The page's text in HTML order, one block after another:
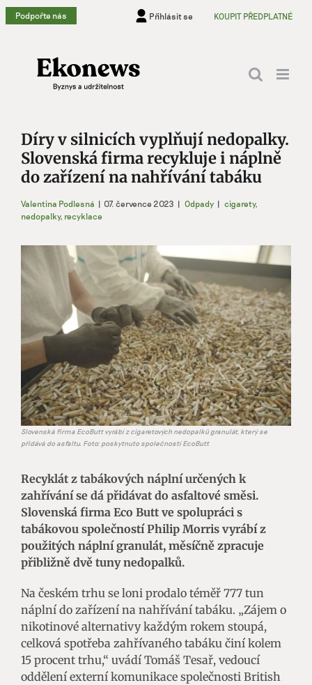
Přeskočit
na
Podpořte nás Přihlásit se KOUPIT PŘEDPLATNÉ
Díry v silnicích vyplňují nedopalky.
Slovenská firma recykluje i náplně
do zařízení na nahřívání tabáku
Valentina Podlesná | 07. července 2023 | Odpady | cigarety,
nedopalky, recyklace
Zobrazit
větší
obrázek
Slovenská firma EcoButt vyrábí z cigaretových nedopalků granulát, který se
přidává do asfaltu. Foto: poskytnuto společností EcoButt
Recyklát z tabákových náplní určených k
zahřívání se dá přidávat do asfaltové směsi.
Slovenská firma Eco Butt ve spolupráci s
tabákovou společností Philip Morris vyrábí z
použitých náplní granulát, měsíčně zpracuje
přibližně dvě tuny nedopalků.
Na českém trhu se loni prodalo téměř 777 tun
náplní do zařízení na nahřívání tabáku. „Zájem o
nikotinové alternativy každým rokem stoupá,
celková spotřeba zahřívaného tabáku činí kolem
15 procent trhu,“ uvádí Tomáš Tesař, vedoucí
oddělení externí komunikace společnosti British